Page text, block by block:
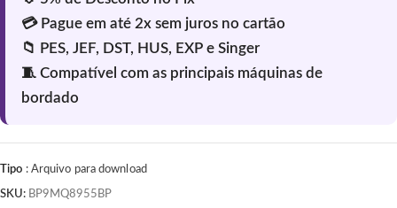
Tipo : Arquivo para download
SKU: BP9MQ8955BP